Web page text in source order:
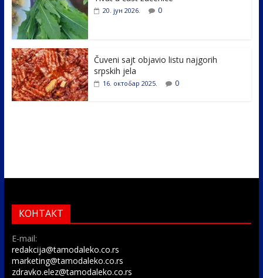
20. јун 2026. 0
Čuveni sajt objavio listu najgorih
srpskih jela
16. октобар 2025. 0
КОНТАКТ
E-mail:
redakcija@tamodaleko.co.rs
marketing@tamodaleko.co.rs
zdravko.elez@tamodaleko.co.rs